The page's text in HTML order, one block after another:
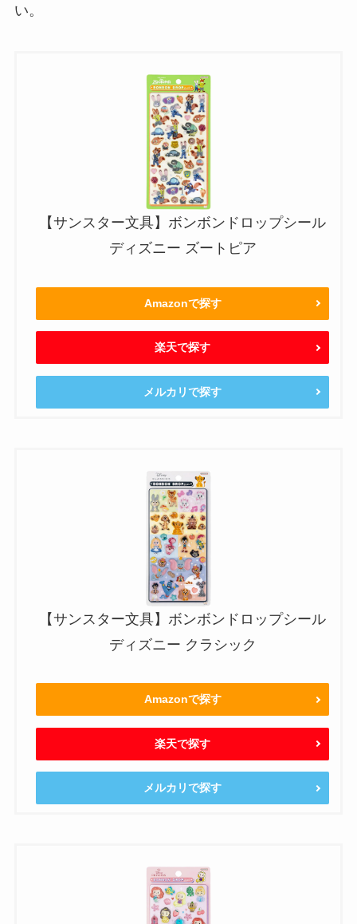
い。
【サンスター文具】ボンボンドロップシール
ディズニー ズートピア
Amazonで探す
楽天で探す
メルカリで探す
【サンスター文具】ボンボンドロップシール
ディズニー クラシック
Amazonで探す
楽天で探す
メルカリで探す